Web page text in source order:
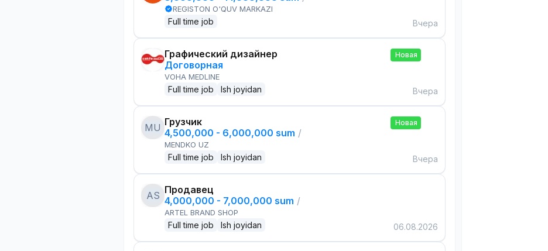
REGISTON O'QUV MARKAZI
Full time job Вчера
Графический дизайнер
Договорная
VOHA MEDLINE
Full time job Ish joyidan
Новая
Вчера
MU Грузчик
4,500,000 - 6,000,000 sum /
MENDKO UZ
Full time job Ish joyidan
Новая
Вчера
AS Продавец
4,000,000 - 7,000,000 sum /
ARTEL BRAND SHOP
Full time job Ish joyidan 06.08.2026